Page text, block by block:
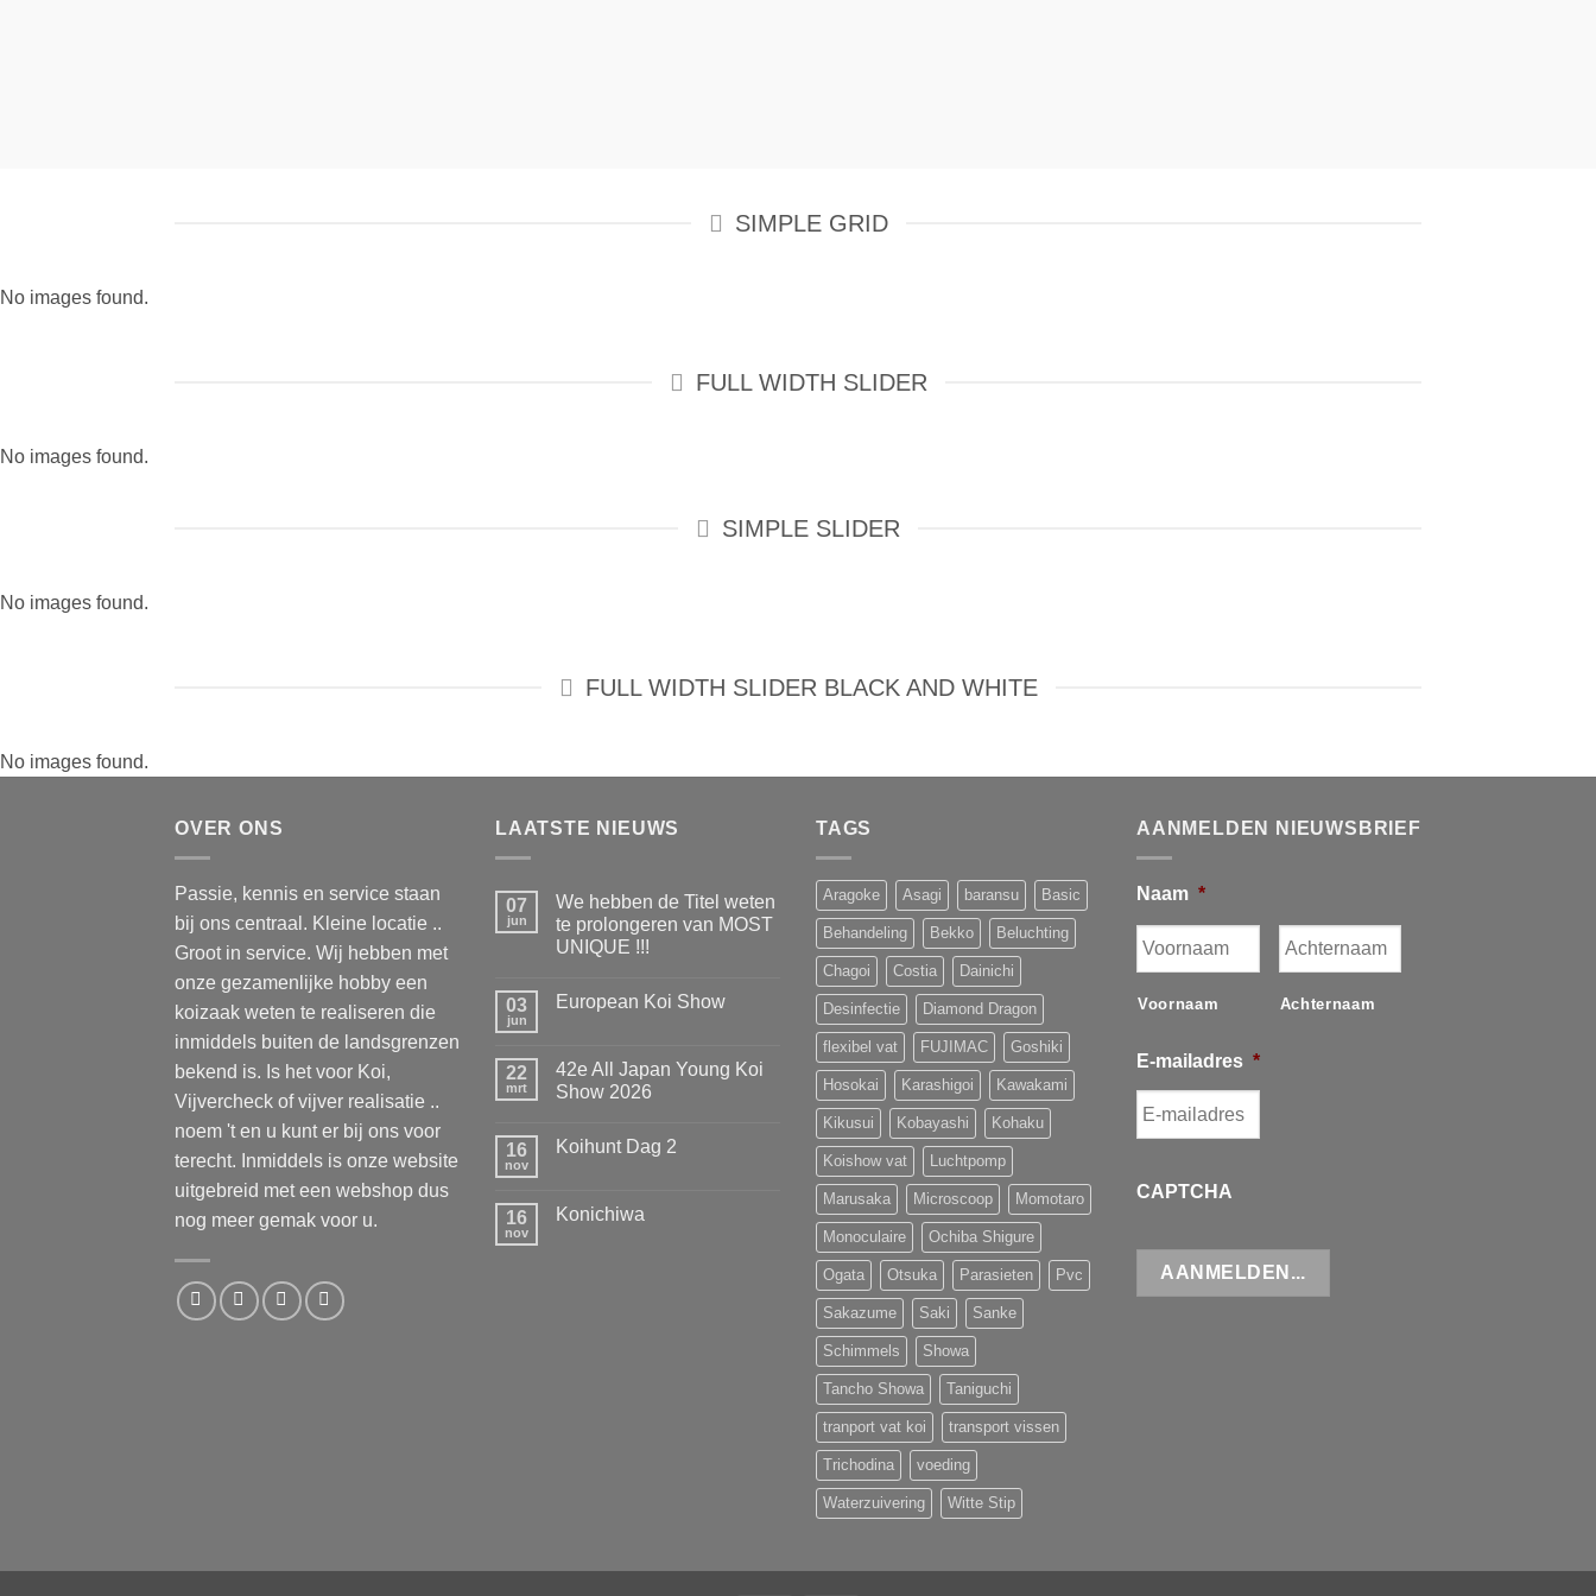
SIMPLE GRID
No images found.
FULL WIDTH SLIDER
No images found.
SIMPLE SLIDER
No images found.
FULL WIDTH SLIDER BLACK AND WHITE
No images found.
OVER ONS
Passie, kennis en service staan
bij ons centraal. Kleine locatie ..
Groot in service. Wij hebben met
onze gezamenlijke hobby een
koizaak weten te realiseren die
inmiddels buiten de landsgrenzen
bekend is. Is het voor Koi,
Vijvercheck of vijver realisatie ..
noem 't en u kunt er bij ons voor
terecht. Inmiddels is onze website
uitgebreid met een webshop dus
nog meer gemak voor u.
LAATSTE NIEUWS
07
jun
We hebben de Titel weten
te prolongeren van MOST
UNIQUE !!!
op
Titel
weten
te
MOST
UNIQUE
03
jun
European Koi Show
European
Koi
Show
22
mrt
42e All Japan Young Koi
Show 2026
op
Young
Koi
16
nov
Koihunt Dag 2
Koihunt
16
nov
Konichiwa
TAGS
Aragoke Asagi baransu Basic
Behandeling Bekko Beluchting
Chagoi Costia Dainichi
Desinfectie Diamond Dragon
flexibel vat FUJIMAC Goshiki
Hosokai Karashigoi Kawakami
Kikusui Kobayashi Kohaku
Koishow vat Luchtpomp
Marusaka Microscoop Momotaro
Monoculaire Ochiba Shigure
Ogata Otsuka Parasieten Pvc
Sakazume Saki Sanke
Schimmels Showa
Tancho Showa Taniguchi
tranport vat koi transport vissen
Trichodina voeding
Waterzuivering Witte Stip
AANMELDEN NIEUWSBRIEF
Naam *
Voornaam Achternaam
E-mailadres *
CAPTCHA